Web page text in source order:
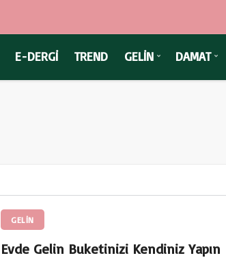
E-DERGİ TREND GELİN DAMAT
GELİN
Evde Gelin Buketinizi Kendiniz Yapın